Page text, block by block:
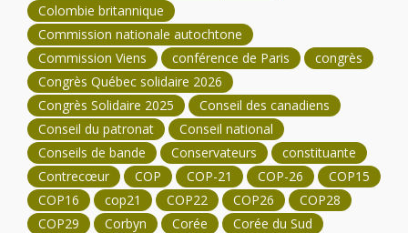
Colombie britannique
Commission nationale autochtone
Commission Viens
conférence de Paris
congrès
Congrès Québec solidaire 2026
Congrès Solidaire 2025
Conseil des canadiens
Conseil du patronat
Conseil national
Conseils de bande
Conservateurs
constituante
Contrecœur
COP COP-21 COP-26
COP15
COP16
cop21 COP22 COP26
COP28
COP29
Corbyn Corée
Corée du Sud